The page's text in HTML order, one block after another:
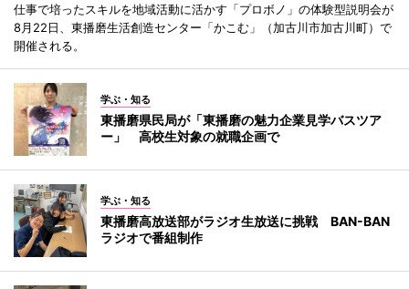
仕事で培ったスキルを地域活動に活かす「プロボノ」の体験型説明会が
8月22日、東播磨生活創造センター「かこむ」（加古川市加古川町）で
開催される。
学ぶ・知る
東播磨県民局が「東播磨の魅力企業見学バスツア
ー」 高校生対象の就職企画で
学ぶ・知る
東播磨高放送部がラジオ生放送に挑戦 BAN-BAN
ラジオで番組制作